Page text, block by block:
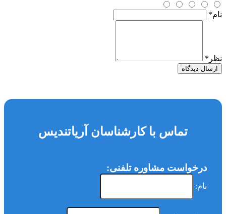
نام*
نظر *
ارسال دیدگاه
تماس با کارشناسان آریاتندیس
درخواست مشاوره تلفنی:
نام: